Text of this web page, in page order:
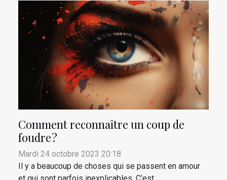
Comment reconnaître un coup de
foudre ?
Mardi 24 octobre 2023 20:18
Il y a beaucoup de choses qui se passent en amour